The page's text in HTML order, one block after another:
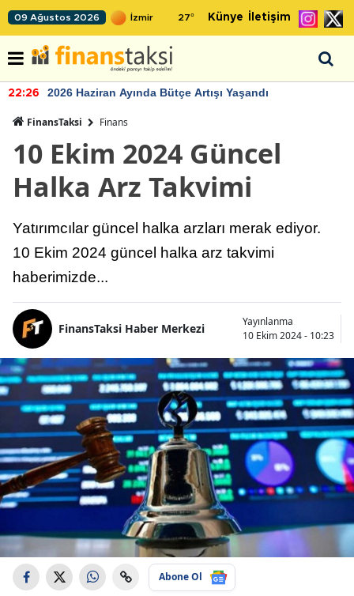
09 Ağustos 2026 27° Künye İletişim
22:26 2026 Haziran Ayında Bütçe Artışı Yaşandı
FinansTaksi Finans
10 Ekim 2024 Güncel
Halka Arz Takvimi
Yatırımcılar güncel halka arzları merak ediyor.
10 Ekim 2024 güncel halka arz takvimi
haberimizde...
FinansTaksi Haber Merkezi
Yayınlanma
10 Ekim 2024 - 10:23
Abone Ol